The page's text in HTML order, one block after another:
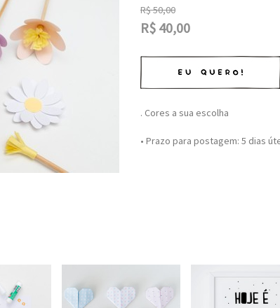
R$50,00
R$ 40,00
. Cores a sua escolha
• Prazo para postagem: 5 dias